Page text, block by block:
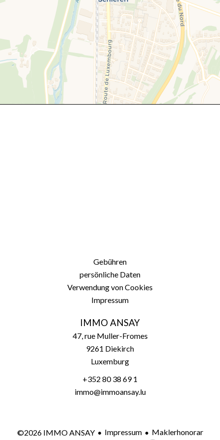
Gebühren
persönliche Daten
Verwendung von Cookies
Impressum
IMMO ANSAY
47, rue Muller-Fromes
9261 Diekirch
Luxemburg
+352 80 38 69 1
immo@immoansay.lu
©2026 IMMO ANSAY Impressum Maklerhonorar